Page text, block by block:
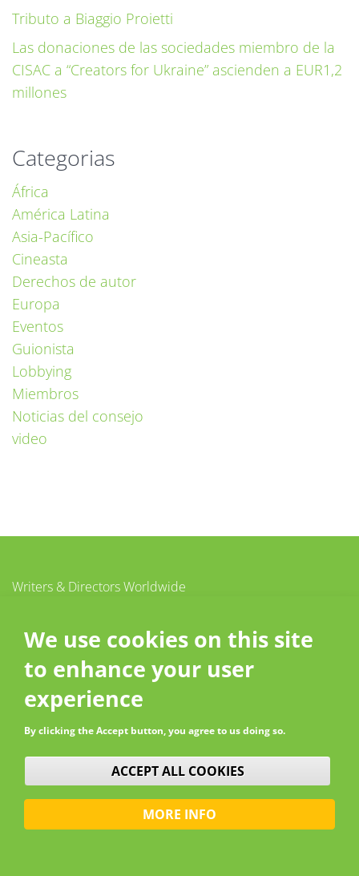
Tributo a Biaggio Proietti
Las donaciones de las sociedades miembro de la
CISAC a “Creators for Ukraine” ascienden a EUR1,2
millones
Categorias
África
América Latina
Asia-Pacífico
Cineasta
Derechos de autor
Europa
Eventos
Guionista
Lobbying
Miembros
Noticias del consejo
video
Writers & Directors Worldwide
92200 Neuilly-sur-Seine
France
We use cookies on this site
to enhance your user
experience
By clicking the Accept button, you agree to us doing so.
ACCEPT ALL COOKIES
WITHDRAW CONSENT
MORE INFO